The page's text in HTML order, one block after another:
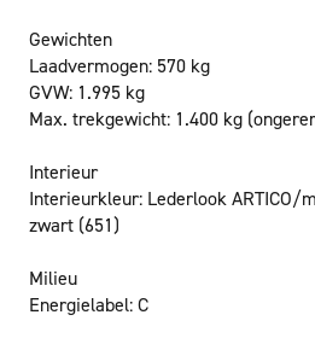
Gewichten
Laadvermogen: 570 kg
GVW: 1.995 kg
Max. trekgewicht: 1.400 kg
Interieur
Interieurkleur: Lederlook ARTICO/
zwart (651)
Milieu
Energielabel:C